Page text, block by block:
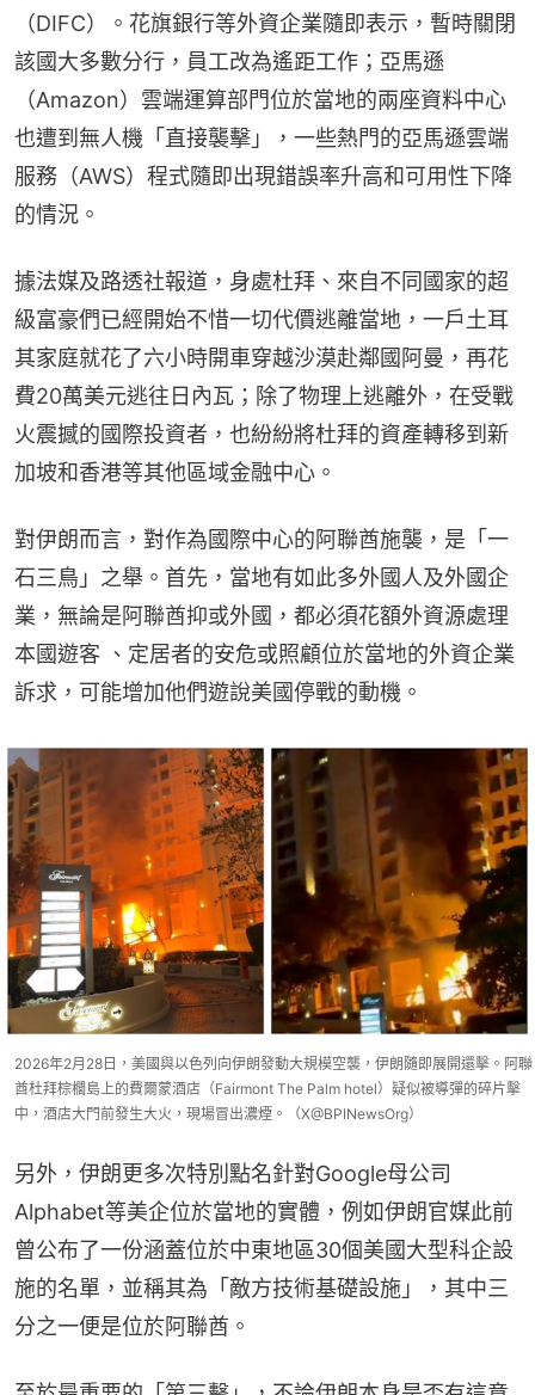
（DIFC）。花旗銀行等外資企業隨即表示，暫時關閉
該國大多數分行，員工改為遙距工作；亞馬遜
（Amazon）雲端運算部門位於當地的兩座資料中心
也遭到無人機「直接襲擊」，一些熱門的亞馬遜雲端
服務（AWS）程式隨即出現錯誤率升高和可用性下降
的情況。
據法媒及路透社報道，身處杜拜、來自不同國家的超
級富豪們已經開始不惜一切代價逃離當地，一戶土耳
其家庭就花了六小時開車穿越沙漠赴鄰國阿曼，再花
費20萬美元逃往日內瓦；除了物理上逃離外，在受戰
火震撼的國際投資者，也紛紛將杜拜的資產轉移到新
加坡和香港等其他區域金融中心。
對伊朗而言，對作為國際中心的阿聯酋施襲，是「一
石三鳥」之舉。首先，當地有如此多外國人及外國企
業，無論是阿聯酋抑或外國，都必須花額外資源處理
本國遊客 、定居者的安危或照顧位於當地的外資企業
訴求，可能增加他們遊說美國停戰的動機。
2026年2月28日，美國與以色列向伊朗發動大規模空襲，伊朗隨即展開還擊。阿聯
酋杜拜棕櫚島上的費爾蒙酒店（Fairmont The Palm hotel）疑似被導彈的碎片擊
中，酒店大門前發生大火，現場冒出濃煙。（X@BPINewsOrg）
另外，伊朗更多次特別點名針對Google母公司
Alphabet等美企位於當地的實體，例如伊朗官媒此前
曾公布了一份涵蓋位於中東地區30個美國大型科企設
施的名單，並稱其為「敵方技術基礎設施」，其中三
分之一便是位於阿聯酋。